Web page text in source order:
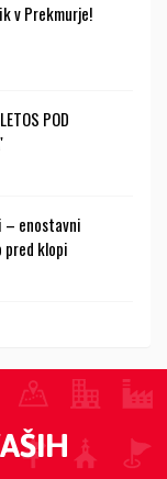
v Prekmurje!
POD
– enostavni
klopi